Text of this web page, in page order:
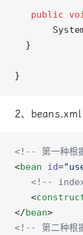
   public
  }
}
2、
<!-- 第一种根
<bean id=
<!-- index
   <
</bean>
<!-- 第二种根